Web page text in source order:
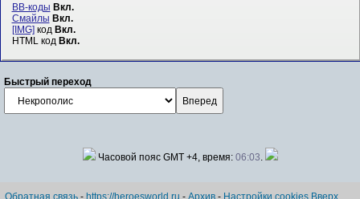
BB-коды Вкл.
Смайлы Вкл.
[IMG]код Вкл.
HTML код Вкл.
Быстрый переход
Часовой пояс GMT +4, время: 06:03.